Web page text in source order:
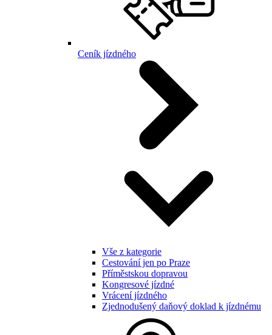
Ceník jízdného
Vše z kategorie
Cestování jen po Praze
Příměstskou dopravou
Kongresové jízdné
Vrácení jízdného
Zjednodušený daňový doklad k jízdnému